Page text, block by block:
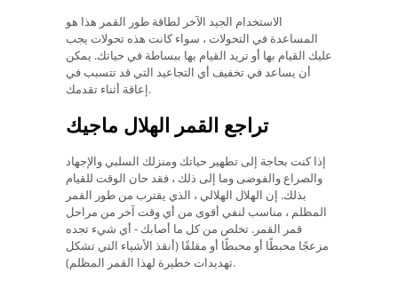
الاستخدام الجيد الآخر لطاقة طور القمر هذا هو
المساعدة في التحولات ، سواء كانت هذه تحولات يجب
عليك القيام بها أو تريد القيام بها ببساطة في حياتك. يمكن
أن يساعد في تخفيف أي التجاعيد التي قد تتسبب في
إعاقة أثناء تقدمك.
تراجع القمر الهلال ماجيك
إذا كنت بحاجة إلى تطهير حياتك ومنزلك السلبي والإجهاد
والصراع والفوضى وما إلى ذلك ، فقد حان الوقت للقيام
بذلك. إن الهلال الهلالي ، الذي يقترب من طور القمر
المظلم ، مناسب لنفي أقوى من أي وقت آخر من مراحل
قمر القمر. تخلص من كل ما أصابك - أي شيء تجده
مزعجًا محبطًا أو محبطًا أو مقلقًا (أنقذ الأشياء التي تشكل
تهديدات خطيرة لهذا القمر المظلم).